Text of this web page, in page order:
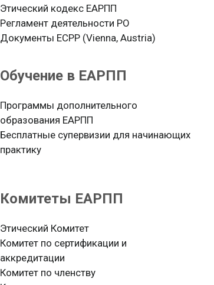
Этический кодекс ЕАРПП
Регламент деятельности РО
Документы ЕСРР (Vienna, Austria)
Обучение в ЕАРПП
Программы дополнительного
образования ЕАРПП
Бесплатные супервизии для начинающих
практику
Комитеты ЕАРПП
Этический Комитет
Комитет по сертификации и
аккредитации
Комитет по членству